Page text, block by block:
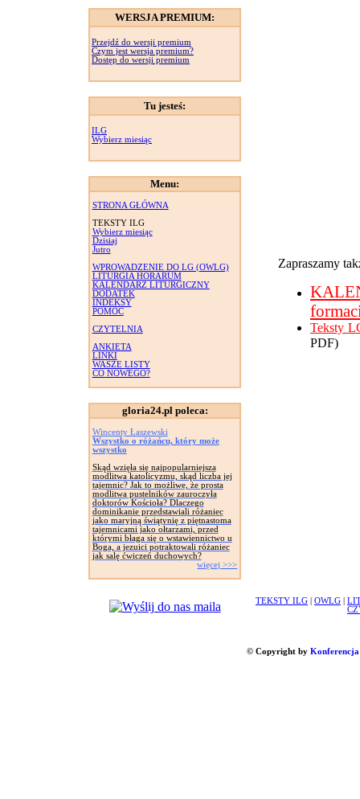
WERSJA PREMIUM:
Przejdź do wersji premium
Czym jest wersja premium?
Dostęp do wersji premium
Tu jesteś:
ILG
Wybierz miesiąc
Menu:
STRONA GŁÓWNA
TEKSTY ILG
Wybierz miesiąc
Dzisiaj
Jutro
WPROWADZENIE DO LG (OWLG)
LITURGIA HORARUM
KALENDARZ LITURGICZNY
DODATEK
INDEKSY
POMOC
CZYTELNIA
ANKIETA
LINKI
WASZE LISTY
CO NOWEGO?
gloria24.pl poleca:
Wincenty Łaszewski
Wszystko o różańcu, który może
wszystko
Skąd wzięła się najpopularniejsza
modlitwa katolicyzmu, skąd liczba jej
tajemnic? Jak to możliwe, że prosta
modlitwa pustelników zauroczyła
doktorów Kościoła? Dlaczego
dominikanie przedstawiali różaniec
jako maryjną świątynię z piętnastoma
tajemnicami jako ołtarzami, przed
którymi błaga się o wstawiennictwo u
Boga, a jezuici potraktowali różaniec
jak salę ćwiczeń duchowych?
więcej >>>
Zapraszamy
Teksty
PDF)
TEKSTY ILG OWLG
© Copyright by Konferencja